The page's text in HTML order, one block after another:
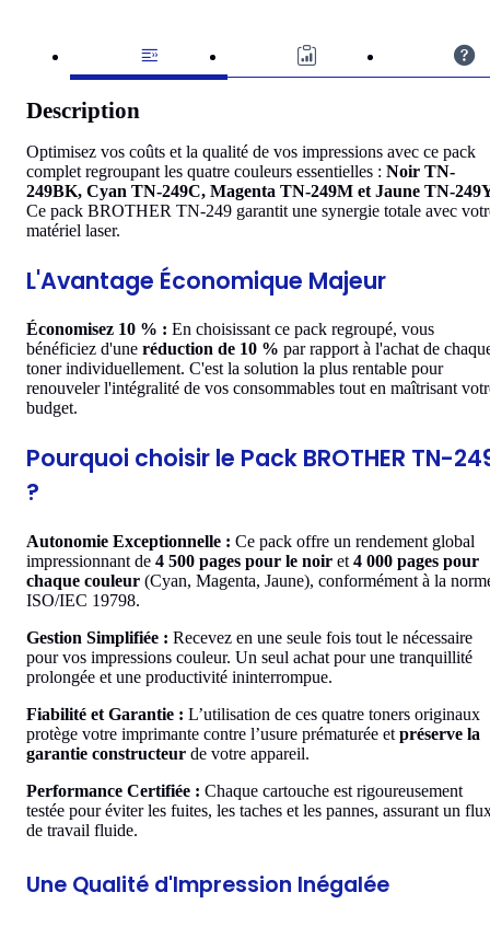
Description
Optimisez vos coûts et la qualité de vos impressions avec ce pack
complet regroupant les quatre couleurs essentielles : Noir TN-
249BK, Cyan TN-249C, Magenta TN-249M et Jaune TN-
Ce pack BROTHER TN-249 garantit une synergie totale avec
matériel laser.
L'Avantage Économique Majeur
Économisez 10 % : En choisissant ce pack regroupé, vous
bénéficiez d'une réduction de 10 % par rapport à l'achat de
toner individuellement. C'est la solution la plus rentable pour
renouveler l'intégralité de vos consommables tout en maîtrisant
budget.
Pourquoi choisir le Pack BROTHER TN-
?
Autonomie Exceptionnelle : Ce pack offre un rendement global
impressionnant de 4 500 pages pour le noir et 4 000 pages pour
chaque couleur (Cyan, Magenta, Jaune), conformément à la
ISO/IEC 19798.
Gestion Simplifiée : Recevez en une seule fois tout le nécessaire
pour vos impressions couleur. Un seul achat pour une tranquillité
prolongée et une productivité ininterrompue.
Fiabilité et Garantie : L’utilisation de ces quatre toners originaux
protège votre imprimante contre l’usure prématurée et préserve la
garantie constructeur de votre appareil.
Performance Certifiée : Chaque cartouche est rigoureusement
testée pour éviter les fuites, les taches et les pannes, assurant un
de travail fluide.
Une Qualité d'Impression Inégalée